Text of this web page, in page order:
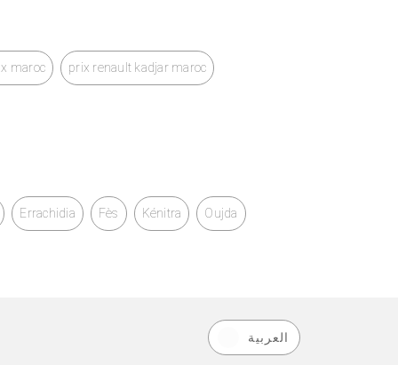
maroc prix renault kadjar maroc
Errachidia Fès Kénitra Oujda
العربية